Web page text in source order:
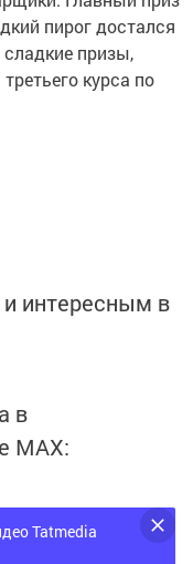
пирог достался
призы,
курса по
интересным в
в
MАХ:
"Бавлы-информ"
Tatmedia